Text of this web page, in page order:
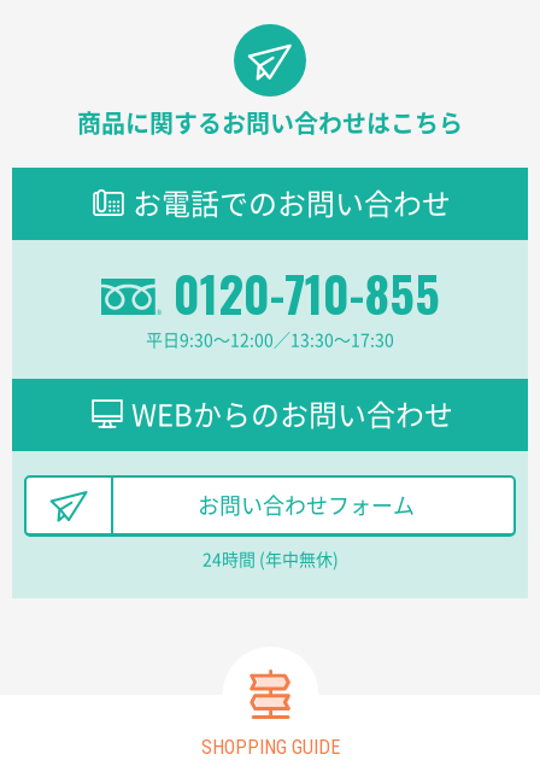
ラミネート紙袋 規格S1サイズ(A5対応)
2026年03月26日 17:31
三重県S社様
2026年03月23日 11:22
希望の商品、値段であった。いぜん注文したことがあ
るため、
ECOワンポイントポリ袋 A4サイズ（白）500枚
他のサイトにない商品があったから。
埼玉県のお客様
ポリ袋 手穴A4サイズ5000枚
ワンポイントポリ袋 B4サイズ
2026年03月17日 19:11
商品に関するお問い合わせはこちら
お電話でのお問い合わせ
0120-710-855
平日9:30〜12:00／13:30〜17:30
WEBからのお問い合わせ
お問い合わせフォーム
24時間 (年中無休)
SHOPPING GUIDE